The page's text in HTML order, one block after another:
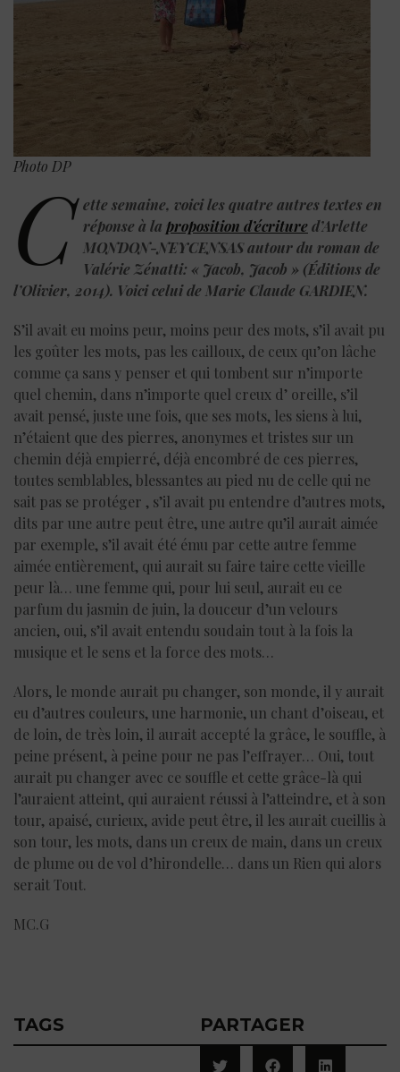
Photo DP
C ette semaine, voici les quatre autres textes en
réponse à la proposition d’écritured’Arlette
MONDON-NEYCENSAS autour du roman de
Valérie Zénatti: « Jacob, Jacob » (Éditions de
l’Olivier, 2014). Voici celui de Marie Claude GARDIEN.
S’il avait eu moins peur, moins peur des mots, s’il avait pu
les goûter les mots, pas les cailloux, de ceux qu’on lâche
comme ça sans y penser et qui tombent sur n’importe
quel chemin, dans n’importe quel creux d’ oreille, s’il
avait pensé, juste une fois, que ses mots, les siens à lui,
n’étaient que des pierres, anonymes et tristes sur un
chemin déjà empierré, déjà encombré de ces pierres,
toutes semblables, blessantes au pied nu de celle qui ne
sait pas se protéger , s’il avait pu entendre d’autres mots,
dits par une autre peut être, une autre qu’il aurait aimée
par exemple, s’il avait été ému par cette autre femme
aimée entièrement, qui aurait su faire taire cette vieille
peur là… une femme qui, pour lui seul, aurait eu ce
parfum du jasmin de juin, la douceur d’un velours
ancien, oui, s’il avait entendu soudain tout à la fois la
musique et le sens et la force des mots…
Alors, le monde aurait pu changer, son monde, il y aurait
eu d’autres couleurs, une harmonie, un chant d’oiseau, et
de loin, de très loin, il aurait accepté la grâce, le souffle, à
peine présent, à peine pour ne pas l’effrayer… Oui, tout
aurait pu changer avec ce souffle et cette grâce-là qui
l’auraient atteint, qui auraient réussi à l’atteindre, et à son
tour, apaisé, curieux, avide peut être, il les aurait cueillis à
son tour, les mots, dans un creux de main, dans un creux
de plume ou de vol d’hirondelle… dans un Rien qui alors
serait Tout.
MC.G
TAGS PARTAGER